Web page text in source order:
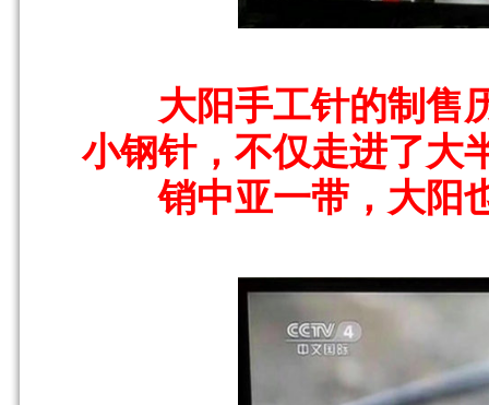
大阳手工针的制售历
小钢针，不仅走进了大
销中亚一带，大阳